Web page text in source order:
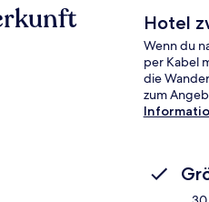
Hotel
Wenn du
per Kabel
die
zum